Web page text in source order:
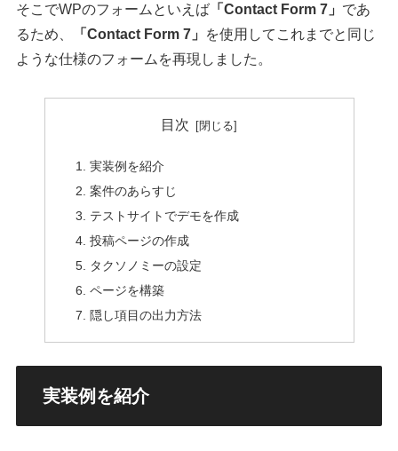
そこでWPのフォームといえば 「Contact Form 7」 であ
るため、
「Contact Form 7」
を使用してこれまでと同じ
ような仕様のフォームを再現しました。
目次
実装例を紹介
案件のあらすじ
テストサイトでデモを作成
投稿ページの作成
タクソノミーの設定
ページを構築
隠し項目の出力方法
実装例を紹介